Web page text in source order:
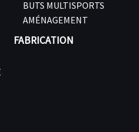
BUTS MULTISPORTS
AMÉNAGEMENT
FABRICATION